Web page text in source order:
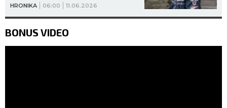
HRONIKA 06:00 11.06.2026
BONUS VIDEO